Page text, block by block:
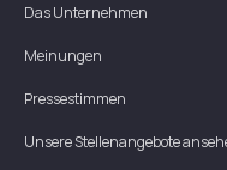
Das Unternehmen
Meinungen
Pressestimmen
Unsere Stellenangebote